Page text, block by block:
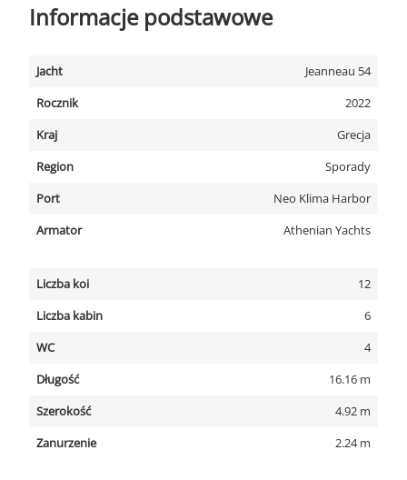
Informacje podstawowe
Jacht
Jeanneau 54
Rocznik
2022
Kraj
Grecja
Region
Sporady
Port
Neo Klima Harbor
Armator
Athenian Yachts
Liczba koi
12
Liczba kabin
6
WC
4
Długość
16.16 m
Szerokość
4.92 m
Zanurzenie
2.24 m